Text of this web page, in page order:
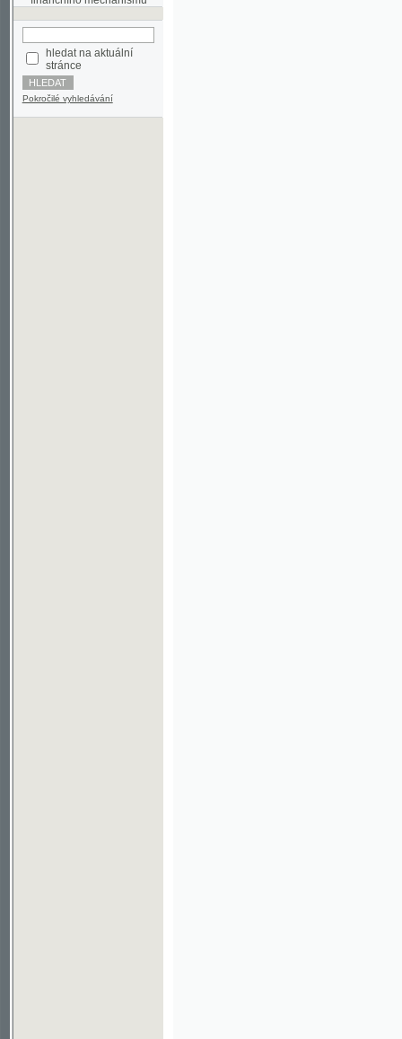
hledat na aktuální
stránce
Pokročilé vyhledávání